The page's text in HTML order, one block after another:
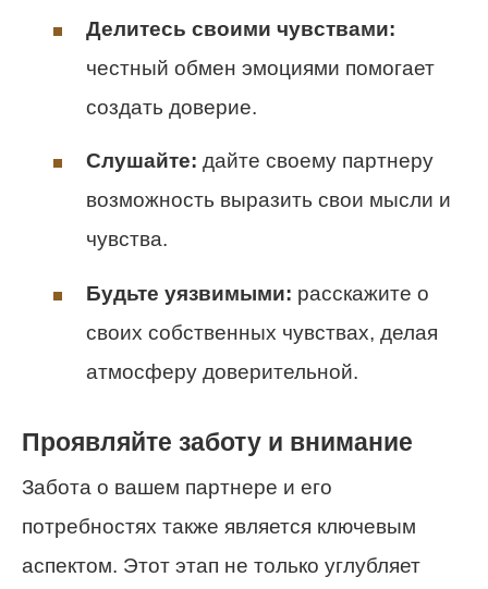
Делитесь своими чувствами:
честный обмен эмоциями помогает
создать доверие.
Слушайте: дайте своему партнеру
возможность выразить свои мысли и
чувства.
Будьте уязвимыми: расскажите о
своих собственных чувствах, делая
атмосферу доверительной.
Проявляйте заботу и внимание
Забота о вашем партнере и его
потребностях также является ключевым
аспектом. Этот этап не только углубляет